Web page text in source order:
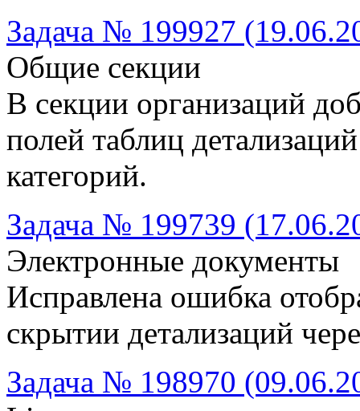
Задача № 199927
Общие секции
В секции организаций
полей таблиц
категорий.
Задача № 199739
Электронные документы
Исправлена ошибка
скрытии детализаций
Задача № 198970